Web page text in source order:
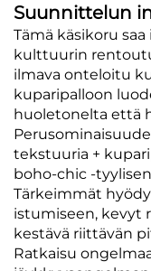
Suunnittelun
Tämä käsikoru
kulttuurin
ilmava onteloitu
kuparipalloon
huoletonelta että
tekstuuria +
boho-chic -
Tärkeimmät
istumiseen, kevyt
kestävä riittävän
Ratkaisu